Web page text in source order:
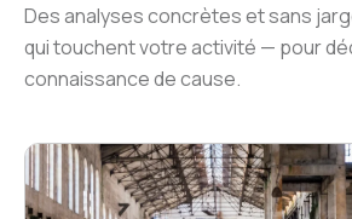
Des analyses concrètes et sans
qui touchent votre activité — pour
connaissance de cause.